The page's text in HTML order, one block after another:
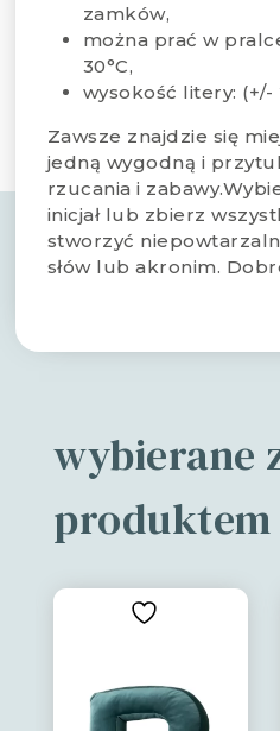
zamków,
można prać w
30°C,
wysokość litery:
Zawsze znajdzie się
jedną wygodną i
rzucania i
inicjał lub zbierz
stworzyć
słów lub akronim.
wybierane
produktem